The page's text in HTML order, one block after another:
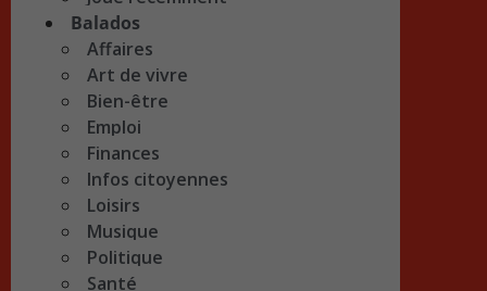
Balados
Affaires
Art de vivre
Bien-être
Emploi
Finances
Infos citoyennes
Loisirs
Musique
Politique
Santé